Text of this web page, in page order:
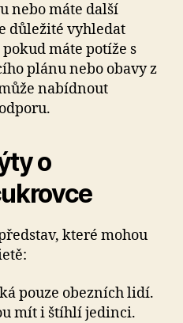
nebo máte další
důležité vyhledat
máte potíže s
plánu nebo obavy z
nabídnout
o
které mohou
pouze obezních lidí.
mít i štíhlí jedinci.